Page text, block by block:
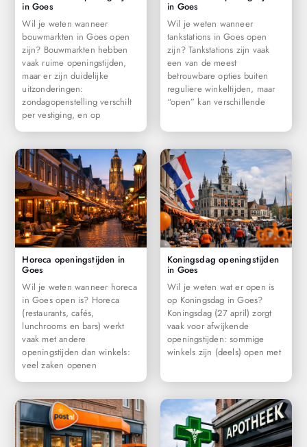
in Goes
Wil je weten wanneer
bouwmarkten in Goes open
zijn? Bouwmarkten hebben
vaak ruime openingstijden,
maar er zijn duidelijke
uitzonderingen:
zondagopenstelling verschilt
per vestiging, en op
in Goes
Wil je weten wanneer
tankstations in Goes open
zijn? Tankstations zijn vaak
een van de meest
betrouwbare opties buiten
reguliere winkeltijden, maar
“open” kan verschillende
Horeca openingstijden in
Goes
Wil je weten wanneer horeca
in Goes open is? Horeca
(restaurants, cafés,
lunchrooms en bars) werkt
vaak met andere
openingstijden dan winkels:
veel zaken openen
Koningsdag openingstijden
in Goes
Wil je weten wat er open is
op Koningsdag in Goes?
Koningsdag (27 april) zorgt
vaak voor afwijkende
openingstijden: sommige
winkels zijn (deels) open met